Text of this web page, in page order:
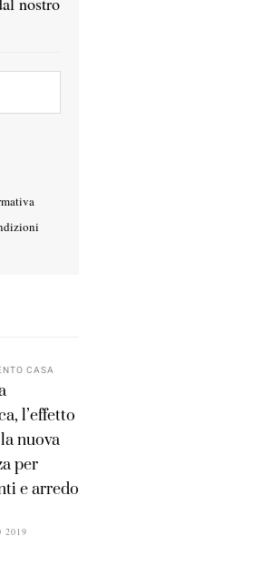
CASA
l’effetto
nuova
per
e arredo
2019